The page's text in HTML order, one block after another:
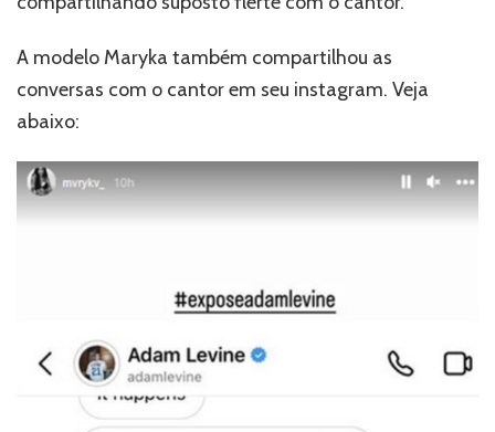
A modelo Maryka também compartilhou as
conversas com o cantor em seu instagram. Veja
abaixo: